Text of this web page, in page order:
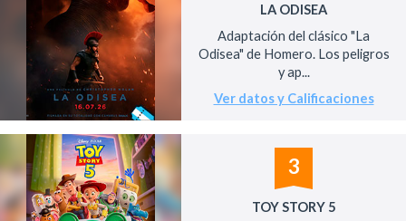
LA ODISEA
Adaptación del clásico "La
Odisea" de Homero. Los peligros
y ap...
Ver datos y Calificaciones
3
TOY STORY 5